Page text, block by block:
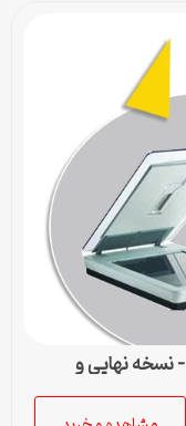
دانلود درایور اسکنر HP Scanjet 3800 – نسخه نهایی و